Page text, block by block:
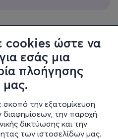
cookies ώστε να
εσάς μια
πλοήγησης
μας.
την εξατομίκευση
διαφημίσεων, την παροχή
δικτύωσης και την
των ιστοσελίδων μας.